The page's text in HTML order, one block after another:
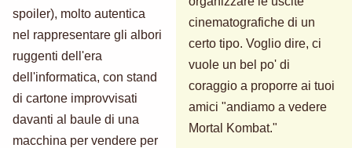
spoiler), molto autentica
nel rappresentare gli albori
ruggenti dell'era
dell'informatica, con stand
di cartone improvvisati
davanti al baule di una
macchina per vendere per
cinematografiche di un
certo tipo. Voglio dire, ci
vuole un bel po' di
coraggio a proporre ai tuoi
amici "andiamo a vedere
Mortal Kombat."